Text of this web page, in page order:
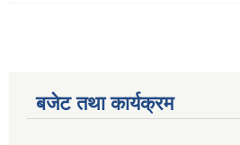
बजेट तथा कार्यक्रम